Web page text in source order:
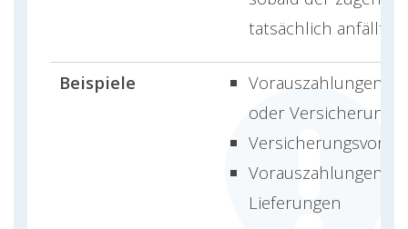
tatsächlich anfällt.
Beispiele
Vorauszahlungen
oder
Vorauszahlungen
Lieferungen